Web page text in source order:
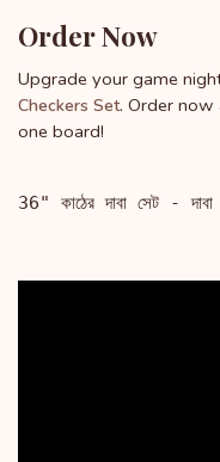
Order Now
Upgrade your game
Checkers Set. Order now
one board!
36" কাঠের দাবা সেট -